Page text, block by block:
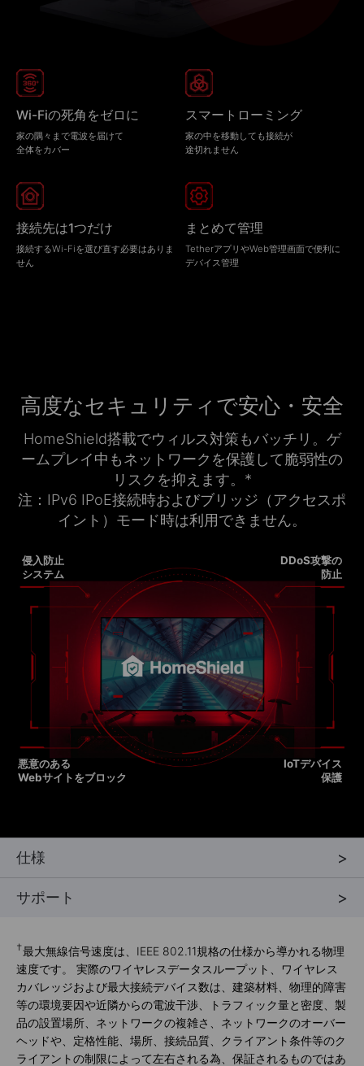
Wi-Fiの死角をゼロに
家の隅々まで電波を届けて
全体をカバー
スマートローミング
家の中を移動しても接続が
途切れません
接続先は1つだけ
接続するWi-Fiを選び直す必要はありま
せん
まとめて管理
TetherアプリやWeb管理画面で便利に
デバイス管理
高度なセキュリティで安心・安全
HomeShield搭載でウィルス対策もバッチリ。ゲ
ームプレイ中もネットワークを保護して脆弱性の
リスクを抑えます。 *
注：IPv6 IPoE接続時およびブリッジ（アクセスポ
イント）モード時は利用できません。
侵入防止
システム
DDoS攻撃の
防止
悪意のある
Webサイトをブロック
IoTデバイス
保護
仕様
サポート
†最大無線信号速度は、IEEE 802.11規格の仕様から導かれる物理
速度です。 実際のワイヤレスデータスループット、ワイヤレス
カバレッジおよび最大接続デバイス数は、建築材料、物理的障害
等の環境要因や近隣からの電波干渉、トラフィック量と密度、製
品の設置場所、ネットワークの複雑さ、ネットワークのオーバー
ヘッドや、定格性能、場所、接続品質、クライアント条件等のク
ライアントの制限によって左右される為、保証されるものではあ